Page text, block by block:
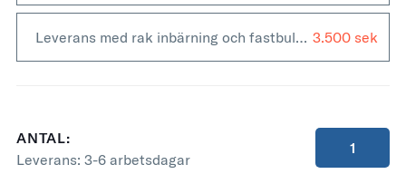
Leverans med rak inbärning och fastbultning + 3.500
ANTAL:
Leverans: 3-6 arbetsdagar